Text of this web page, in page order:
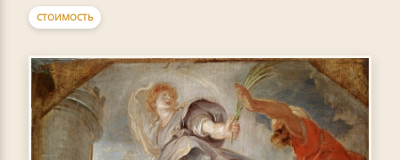
СТОИМОСТЬ